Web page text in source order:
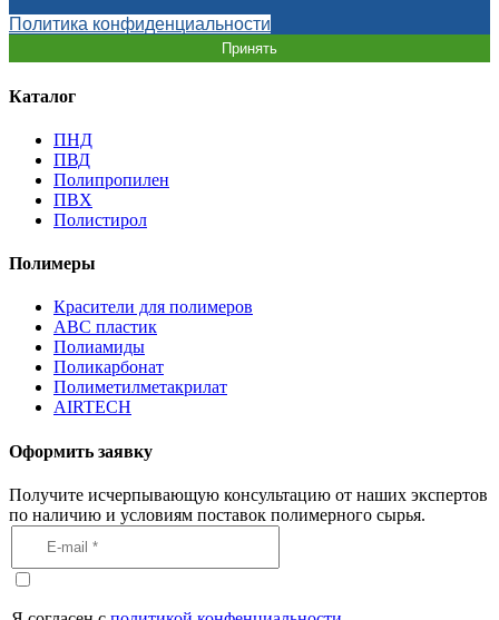
Политика конфиденциальности
Принять
Каталог
ПНД
ПВД
Полипропилен
ПВХ
Полистирол
Полимеры
Красители для полимеров
АВС пластик
Полиамиды
Поликарбонат
Полиметилметакрилат
AIRTECH
Оформить заявку
Получите исчерпывающую консультацию от наших экспертов
по наличию и условиям поставок полимерного сырья.